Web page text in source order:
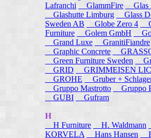
Lafranchi
GlammFire Glas
Glashutte Limburg
Glass
Sweden AB
Globe Zero 4
Furniture
Golem GmbH
Grand Luxe
GranitiFiandre
Graphic Concrete
Green Furniture Sweden
GRID
GRIMMEISEN
GROHE
Gruber +
Gruppo Mastrotto
Gruppo
GUBI
Gufram
H
H Furniture
H. Waldmann
KORVELA
Hans Hansen